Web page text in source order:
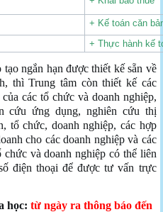
+ Kế toán căn
+ Thực hành kế
ngắn hạn được thiết kế sẵn về
thì Trung tâm còn thiết kế các
các tổ chức và doanh nghiệp,
cứu ứng dụng, nghiên cứu thị
tổ chức, doanh nghiệp, các hợp
cho các doanh nghiệp và các
và doanh nghiệp có thể liên
điện thoại để được tư vấn trực
học: từ ngày ra thông báo đến